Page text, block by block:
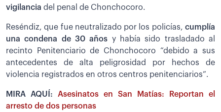
vigilancia del penal de Chonchocoro.
Reséndiz, que fue neutralizado por los policías, cumplía
una condena de 30 años y había sido trasladado al
recinto Penitenciario de Chonchocoro “debido a sus
antecedentes de alta peligrosidad por hechos de
violencia registrados en otros centros penitenciarios”.
MIRA AQUÍ: Asesinatos en San Matías: Reportan el
arresto de dos personas